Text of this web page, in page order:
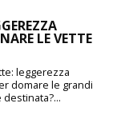
LE VETTE
leggerezza
domare le grandi